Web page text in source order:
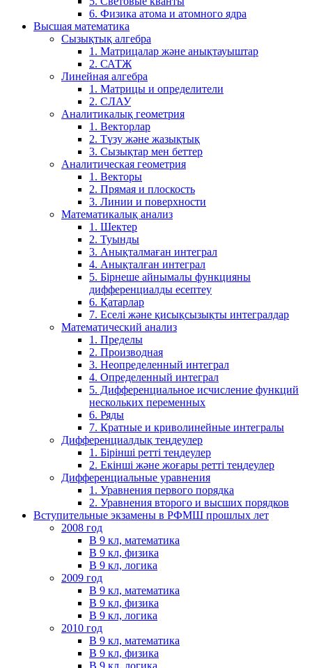
6. Физика атома и атомного ядра
Высшая математика
Сызықтық алгебра
1. Матрицалар және анықтауыштар
2. САТЖ
Линейная алгебра
1. Матрицы и определители
2. СЛАУ
Аналитикалық геометрия
1. Векторлар
2. Түзу және жазықтық
3. Сызықтар мен беттер
Аналитическая геометрия
1. Векторы
2. Прямая и плоскость
3. Линии и поверхности
Математикалық анализ
1. Шектер
2. Туынды
3. Анықталмаған интеграл
4. Анықталған интеграл
5. Бірнеше айнымалы функцияны
дифференциалды есептеу
6. Қатарлар
7. Еселі және қисықсызықты интегралдар
Математический анализ
1. Пределы
2. Производная
3. Неопределенный интеграл
4. Определенный интеграл
5. Дифференциальное исчисление функций
нескольких переменных
6. Ряды
7. Кратные и криволинейные интегралы
Дифференциалдық теңдеулер
1. Бірінші ретті теңдеулер
2. Екінші және жоғары ретті теңдеулер
Дифференциальные уравнения
1. Уравнения первого порядка
2. Уравнения второго и высших порядков
Вступительные экзамены в РФМШ прошлых лет
2008 год
В 9 кл, математика
В 9 кл, физика
В 9 кл, логика
2009 год
В 9 кл, математика
В 9 кл, физика
В 9 кл, логика
2010 год
В 9 кл, математика
В 9 кл, физика
В 9 кл, логика